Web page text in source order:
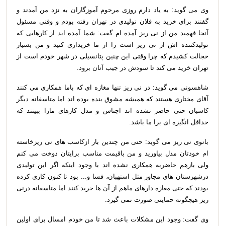
وی می گوید: به یاد دارم روزی مرحوم آموزگاران به نزد من آمدند و
گفتند برای خرید به فلان تولیدی در تهران رفته بودم و وقتی مسئول
آنجا فهمید من از نی ریز آمده ام گفت: شما آمده اید از کارهایی که
تولیدکننده اش از نی ریز است را از ما خریداری کنید و من بسیار
خجالت کشیدم که چرا وقتی این چنین پتانسیلی در شهر خودم است از
تهران خرید می کند تا سودش در جیب آنان برود.
شاهسونی می گوید: در نی ریز تنها مغازه ای که باما همکاری می کنند
آقای مختاری هستند که همیشه مشوق بنده بوده اند اما متاسفانه دیگر
کاسبان حتی حاضر نشده اند اجناس و مدل کارهای مارا ببینند که
حداقل انگیزه ای برا ما باشد.
بانوی نی ریز می گوید: حتی من چندین بار ازکاسب های نی ریزخاسته
ام خودتان مدل بیاورید و من باقیمت مناسب برایتان دوخت می کنم
ولی بازهم حاضربه همکاری نشده اند با وجود اینکه اگر این تولیدی
درشهرستان های مجاور مثل استهبان، فسا و... بود تا کنون کاری کرده
بودند که حتی مغازه دارهای ماهم از آن ها خرید کنند اما متاسفانه درنی
ریز هیچگونه حمایتی صورت نمی گیرد.
وی گفت: وجود این مشکلات باعث شد تا من خودم امسال برای اولین